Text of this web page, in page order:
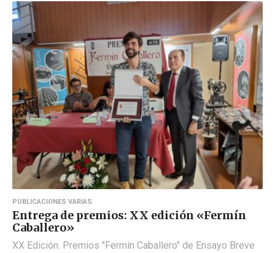
PUBLICACIONES VARIAS
Entrega de premios: XX edición «Fermín
Caballero»
XX Edición. Premios "Fermín Caballero" de Ensayo Breve